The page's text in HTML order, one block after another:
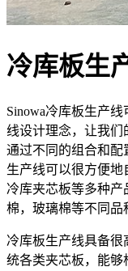
冷库板生
Sinowa冷库板生产
线设计理念，让我们
通过不同的组合和配
生产线可以很方便
冷库夹芯板等多种
棉，玻璃棉等不同品
冷库板生产线具备很
统各类夹芯板，能够